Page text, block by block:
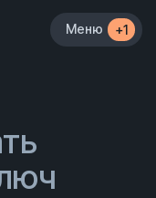
Меню +1